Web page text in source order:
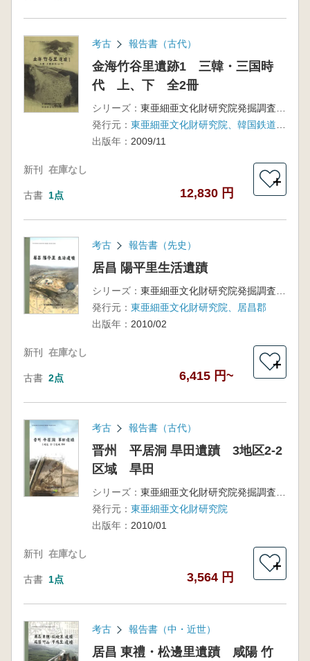
考古 報告書（古代）
金海竹谷里遺跡1 三韓・三国時
代 上、下 全2冊
シリーズ：
発行元：
出版年： 2009/11
新刊 在庫なし
古書 1点 12,830 円
＋
考古 報告書（先史）
居昌 陽平里生活遺蹟
シリーズ：
発行元： 東亜細亜文化財研究院、居昌郡
出版年： 2010/02
新刊 在庫なし
古書 2点 6,415 円~
＋
考古 報告書（古代）
晋州 平居洞 旱田遺蹟 3地区2-2
区域 旱田
シリーズ：
発行元： 東亜細亜文化財研究院
出版年： 2010/01
新刊 在庫なし
古書 1点 3,564 円
＋
考古 報告書（中・近世）
居昌 東禮・松邊里遺蹟 咸陽 竹